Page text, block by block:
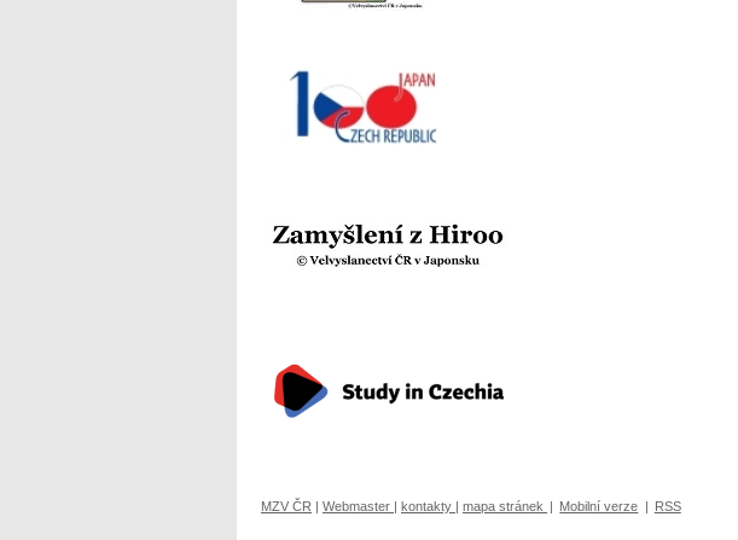
MZV ČR | Webmaster | kontakty | mapa stránek | Mobilní verze | RSS